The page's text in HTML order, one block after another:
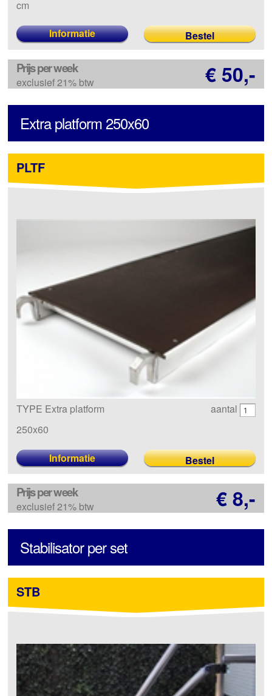
cm
Informatie
Prijs per week
exclusief 21% btw € 50,-
Extra platform 250x60
PLTF
TYPE Extra platform
250x60
aantal
Informatie
Prijs per week
exclusief 21% btw € 8,-
Stabilisator per set
STB